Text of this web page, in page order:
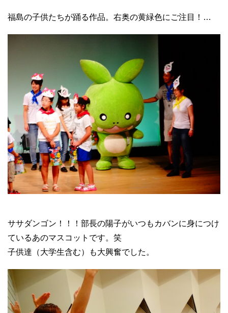
福島の子供たちが踊る作品。右奥の黄緑色にご注目！…
ササダンゴン！！！部長の陽子がいつもカバンに身につけ
ているあのマスコットです。笑
子供達（大学生含む）も大興奮でした。